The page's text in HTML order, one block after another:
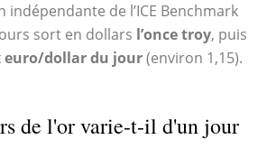
indépendante de l’ICE Benchmark
sort en dollars l’once troy, puis
euro/dollar du jour(environ 1,15).
de l'or varie-t-il d'un jour